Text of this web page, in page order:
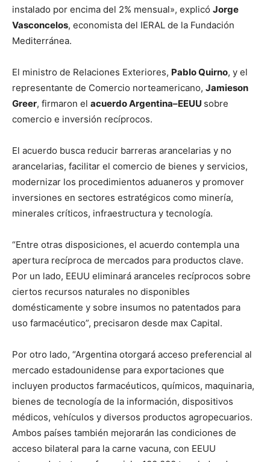
instalado por encima del 2% mensual», explicó Jorge
Vasconcelos, economista del IERAL de la Fundación
Mediterránea.
El ministro de Relaciones Exteriores, Pablo Quirno, y el
representante de Comercio norteamericano, Jamieson
Greer, firmaron el acuerdo Argentina–EEUU sobre
comercio e inversión recíprocos.
El acuerdo busca reducir barreras arancelarias y no
arancelarias, facilitar el comercio de bienes y servicios,
modernizar los procedimientos aduaneros y promover
inversiones en sectores estratégicos como minería,
minerales críticos, infraestructura y tecnología.
“Entre otras disposiciones, el acuerdo contempla una
apertura recíproca de mercados para productos clave.
Por un lado, EEUU eliminará aranceles recíprocos sobre
ciertos recursos naturales no disponibles
domésticamente y sobre insumos no patentados para
uso farmacéutico”, precisaron desde max Capital.
Por otro lado, “Argentina otorgará acceso preferencial al
mercado estadounidense para exportaciones que
incluyen productos farmacéuticos, químicos, maquinaria,
bienes de tecnología de la información, dispositivos
médicos, vehículos y diversos productos agropecuarios.
Ambos países también mejorarán las condiciones de
acceso bilateral para la carne vacuna, con EEUU